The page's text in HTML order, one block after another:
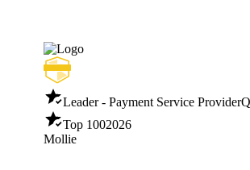
Leader - Payment Service Provider
Top 1002026
Mollie